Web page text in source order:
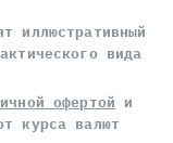
иллюстративный
вида
офертой и
курса валют